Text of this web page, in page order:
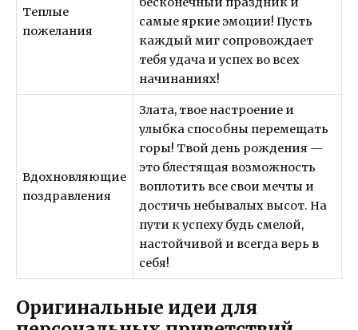
Теплые
пожелания
самые яркие эмоции! Пусть
каждый миг сопровождает
тебя удача и успех во всех
начинаниях!
Вдохновляющие
поздравления
Злата, твое настроение и
улыбка способны перемещать
горы! Твой день рождения —
это блестящая возможность
воплотить все свои мечты и
достичь небывалых высот. На
пути к успеху будь смелой,
настойчивой и всегда верь в
себя!
Оригинальные идеи для